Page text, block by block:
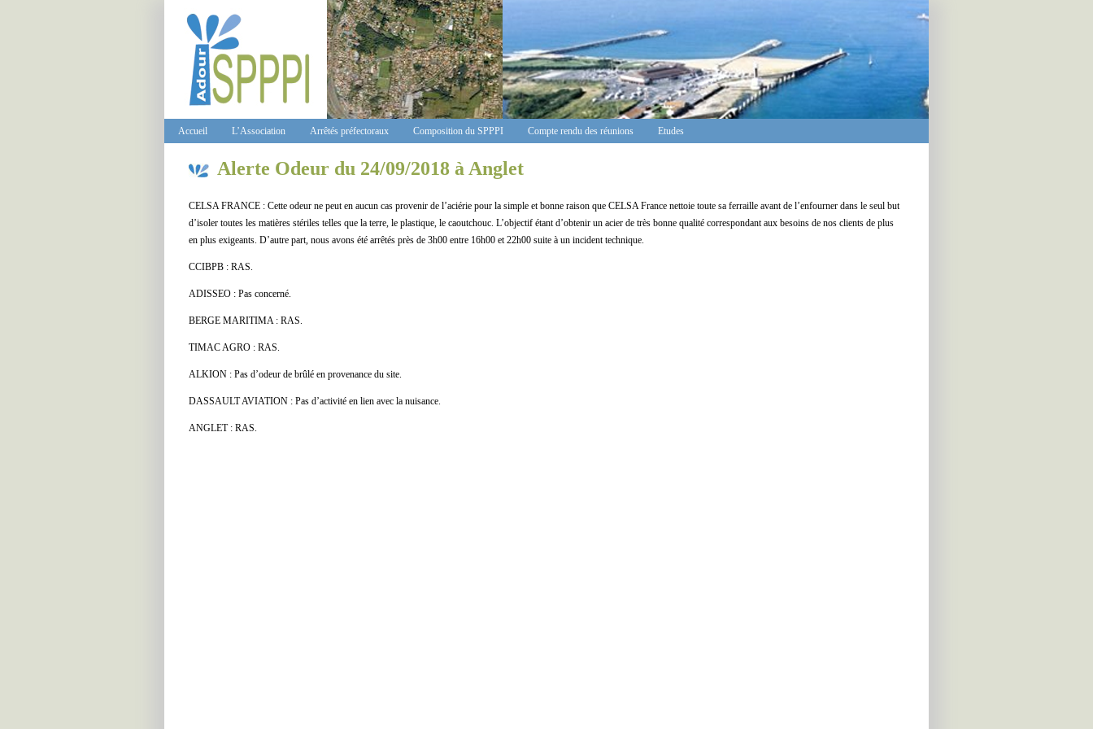
Accueil L’Association Arrêtés préfectoraux Composition du SPPPI Compte rendu des réunions Etudes
Alerte Odeur du 24/09/2018 à Anglet
CELSA FRANCE : Cette odeur ne peut en aucun cas provenir de l’aciérie pour la simple et bonne raison que CELSA France nettoie toute sa ferraille avant de l’enfourner dans le seul but
d’isoler toutes les matières stériles telles que la terre, le plastique, le caoutchouc. L’objectif étant d’obtenir un acier de très bonne qualité correspondant aux besoins de nos clients de plus
en plus exigeants. D’autre part, nous avons été arrêtés près de 3h00 entre 16h00 et 22h00 suite à un incident technique.
CCIBPB : RAS.
ADISSEO : Pas concerné.
BERGE MARITIMA : RAS.
TIMAC AGRO : RAS.
ALKION : Pas d’odeur de brûlé en provenance du site.
DASSAULT AVIATION : Pas d’activité en lien avec la nuisance.
ANGLET : RAS.